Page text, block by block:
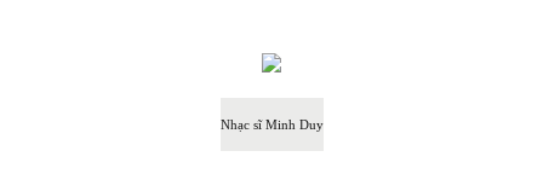
Nhạc sĩ Minh Duy